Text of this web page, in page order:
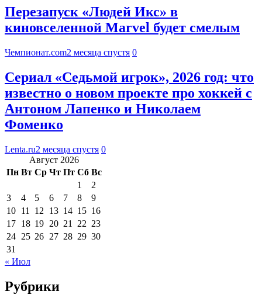
Перезапуск «Людей Икс» в
киновселенной Marvel будет смелым
Чемпионат.com2 месяца спустя 0
Сериал «Седьмой игрок», 2026 год: что
известно о новом проекте про хоккей с
Антоном Лапенко и Николаем
Фоменко
Lenta.ru2 месяца спустя 0
Август 2026
Пн Вт Ср Чт Пт Сб Вс
1
2
3
4 5 6 7 8
9
10 11 12 13 14 15 16
17 18 19 20 21 22 23
24 25 26 27 28 29 30
31
« Июл
Рубрики